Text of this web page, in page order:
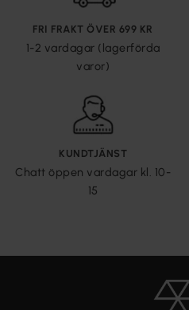
FRI FRAKT ÖVER 699 KR
1-2 vardagar (lagerförda
varor)
KUNDTJÄNST
Chatt öppen vardagar kl. 10-
15